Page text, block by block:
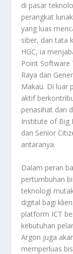
di pasar
perangkat
yang luas
siber, dan tata
HGC, ia
Point Software
Raya dan
Makau. Di luar
aktif
penasihat dan
Institute of Big
dan Senior
antaranya.
Dalam peran
pertumbuhan
teknologi
digital bagi
platform ICT
kebutuhan
Argon juga
memperluas